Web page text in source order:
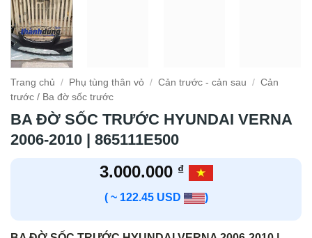
Trang chủ / Phụ tùng thân vỏ / Cản trước - cản sau / Cản
trước / Ba đờ sốc trước
BA ĐỜ SỐC TRƯỚC HYUNDAI VERNA
2006-2010 | 865111E500
3.000.000 ₫
( ~ 122.45 USD )